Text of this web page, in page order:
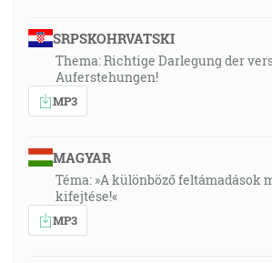
SRPSKOHRVATSKI
Thema: Richtige Darlegung der
Auferstehungen!
MP3
MAGYAR
Téma: »A különböző feltámadások
kifejtése!«
MP3